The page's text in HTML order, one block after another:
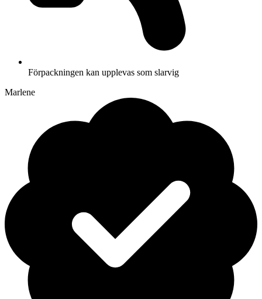
Förpackningen kan upplevas som slarvig
Marlene